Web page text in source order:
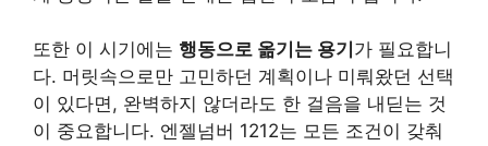
또한 이 시기에는 행동으로 옮기는 용기 가 필요합니
다. 머릿속으로만 고민하던 계획이나 미뤄왔던 선택
이 있다면, 완벽하지 않더라도 한 걸음을 내딛는 것
이 중요합니다. 엔젤넘버 1212는 모든 조건이 갖춰